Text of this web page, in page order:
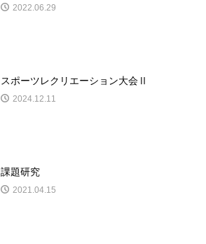
2022.06.29
スポーツレクリエーション大会Ⅱ
2024.12.11
課題研究
2021.04.15